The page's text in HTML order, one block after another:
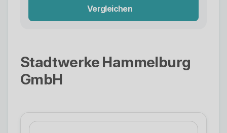
Vergleichen
Stadtwerke Hammelburg
GmbH